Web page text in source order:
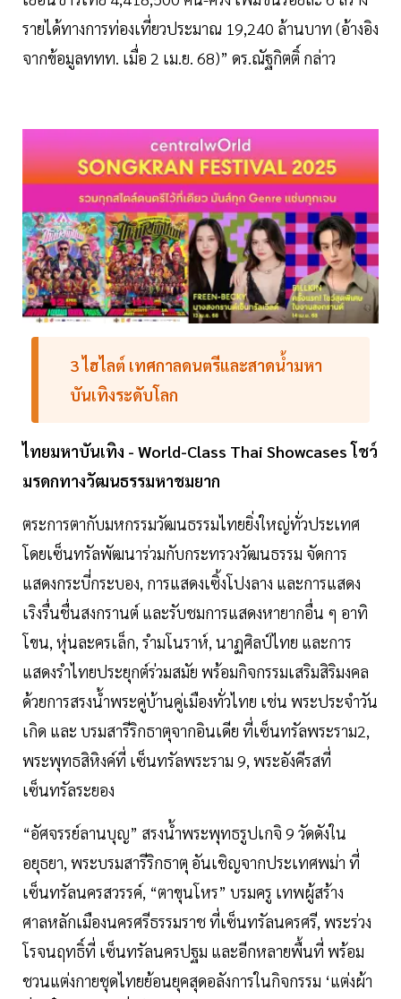
รายได้ทางการท่องเที่ยวประมาณ 19,240 ล้านบาท (อ้างอิง
จากข้อมูลททท. เมื่อ 2 เม.ย. 68)” ดร.ณัฐกิตติ์ กล่าว
3 ไฮไลต์ เทศกาลดนตรีและสาดน้ำมหา
บันเทิงระดับโลก
ไทยมหาบันเทิง - World-Class Thai Showcases โชว์
มรดกทางวัฒนธรรมหาชมยาก
ตระการตากับมหกรรมวัฒนธรรมไทยยิ่งใหญ่ทั่วประเทศ
โดยเซ็นทรัลพัฒนาร่วมกับกระทรวงวัฒนธรรม จัดการ
แสดงกระบี่กระบอง, การแสดงเซิ้งโปงลาง และการแสดง
เริงรื่นชื่นสงกรานต์ และรับชมการแสดงหายากอื่น ๆ อาทิ
โขน, หุ่นละครเล็ก, รำมโนราห์, นาฏศิลป์ไทย และการ
แสดงรำไทยประยุกต์ร่วมสมัย พร้อมกิจกรรมเสริมสิริมงคล
ด้วยการสรงน้ำพระคู่บ้านคู่เมืองทั่วไทย เช่น พระประจำวัน
เกิด และ บรมสารีริกธาตุจากอินเดีย ที่เซ็นทรัลพระราม2,
พระพุทธสิหิงค์ที่ เซ็นทรัลพระราม 9, พระอังคีรสที่
เซ็นทรัลระยอง
“อัศจรรย์ลานบุญ” สรงน้ำพระพุทธรูปเกจิ 9 วัดดังใน
อยุธยา, พระบรมสารีริกธาตุ อันเชิญจากประเทศพม่า ที่
เซ็นทรัลนครสวรรค์, “ตาขุนโหร” บรมครู เทพผู้สร้าง
ศาลหลักเมืองนครศรีธรรมราช ที่เซ็นทรัลนครศรี, พระร่วง
โรจนฤทธิ์ที่ เซ็นทรัลนครปฐม และอีกหลายพื้นที่ พร้อม
ชวนแต่งกายชุดไทยย้อนยุคสุดอลังการในกิจกรรม ‘แต่งผ้า